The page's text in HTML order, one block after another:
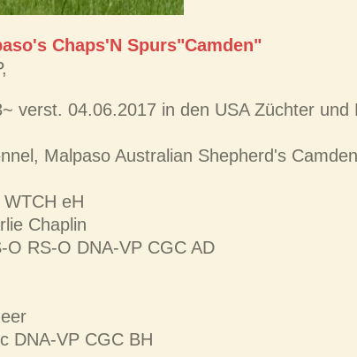
Chaps'N Spurs"Camden"
verst. 04.06.2017 in den USA Züchter
Malpaso Australian Shepherd's
eH
Chaplin
O RS-O DNA-VP CGC AD
DNA-VP CGC BH